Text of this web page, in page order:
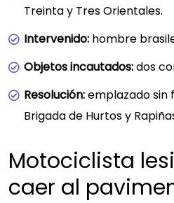
Treinta y Tres Orientales.
Intervenido: hombre
Objetos incautados:dos
Resolución:emplazado sin
Brigada de Hurtos y
Motociclista
caer al